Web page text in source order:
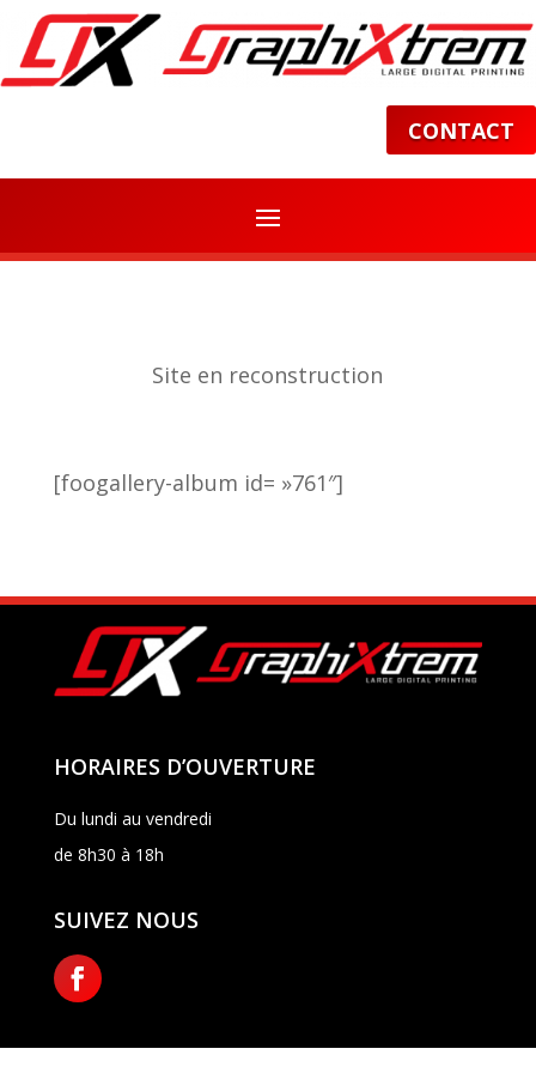
CONTACT
Site en reconstruction
[foogallery-album id= »761″]
HORAIRES D’OUVERTURE
Du lundi au vendredi
de 8h30 à 18h
SUIVEZ NOUS